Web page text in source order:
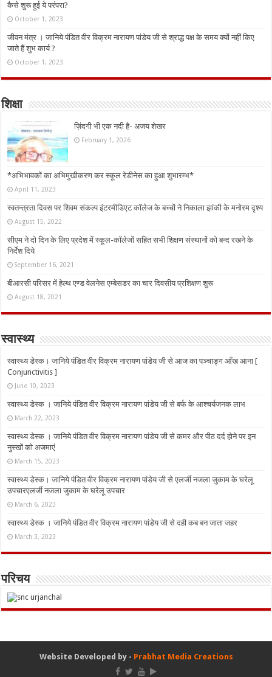
कैसे शुरू हुई ये परंपरा?
October 1, 2023
जीवन मंत्र । जानिये पंडित वीर विक्रम नारायण पांडेय जी से श्राद्ध पक्ष के समय क्यों नहीं किए
जाते हैं शुभ कार्य ?
October 1, 2023
शिक्षा
ज़िंदगी भी एक नदी है- अजय शेखर
February 1, 2026
*अभिभावकों का अभिमुखीकरण कर स्कूल रेडीनेस का हुआ शुभारम्भ*
April 11, 2023
स्वतन्त्रता दिवस पर शिवम संकल्प इंटरमीडिएट कॉलेज के बच्चों ने निकाला झांकी के मनोरम दृश्य
August 15, 2022
सीएम ने दो दिन के लिए प्रदेश में स्कूल-कॉलेजों सहित सभी शिक्षण संस्थानों को बन्द रखने के
निर्देश दिये
September 16, 2021
बीआरसी परिसर में हेल्थ एण्ड वेलनेस एम्बेसडर का चार दिवसीय प्रशिक्षण शुरू
August 18, 2021
स्वास्थ्य
स्वास्थ्य डेस्क। जानिये पंडित वीर विक्रम नारायण पांडेय जी से आज का पञ्चाङ्ग आँख आना [
Conjunctivitis ]
June 10, 2023
स्वास्थ्य डेस्क । जानिये पंडित वीर विक्रम नारायण पांडेय जी से बर्फ के आश्चर्यजनक लाभ
March 22, 2023
स्वास्थ्य डेस्क । जानिये पंडित वीर विक्रम नारायण पांडेय जी से कमर और पीठ दर्द होने पर इन
नुस्‍खों को अजमाएं
March 15, 2023
स्वास्थ्य डेस्क। जानिये पंडित वीर विक्रम नारायण पांडेय जी से एलर्जी नजला जुकाम के घरेलू
उपचारएलर्जी नजला जुकाम के घरेलू उपचार
March 6, 2023
स्वास्थ्य डेस्क । जानिये पंडित वीर विक्रम नारायण पांडेय जी से दही कब बन जाता जहर
March 3, 2023
परिचय
Website Developed by - Prabhat Media Creations